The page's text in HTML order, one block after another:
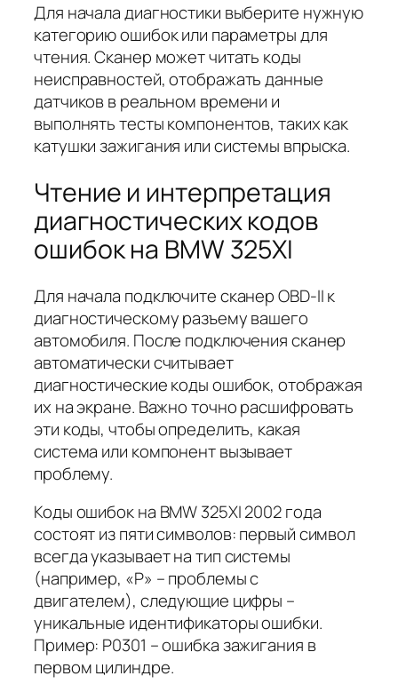
Для начала диагностики выберите нужную
категорию ошибок или параметры для
чтения. Сканер может читать коды
неисправностей, отображать данные
датчиков в реальном времени и
выполнять тесты компонентов, таких как
катушки зажигания или системы впрыска.
Чтение и интерпретация
диагностических кодов
ошибок на BMW 325XI
Для начала подключите сканер OBD-II к
диагностическому разъему вашего
автомобиля. После подключения сканер
автоматически считывает
диагностические коды ошибок, отображая
их на экране. Важно точно расшифровать
эти коды, чтобы определить, какая
система или компонент вызывает
проблему.
Коды ошибок на BMW 325XI 2002 года
состоят из пяти символов: первый символ
всегда указывает на тип системы
(например, «P» – проблемы с
двигателем), следующие цифры –
уникальные идентификаторы ошибки.
Пример: P0301 – ошибка зажигания в
первом цилиндре.